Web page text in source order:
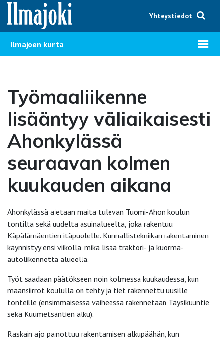
Hyppää sisältöön
Yhteystiedot
Ilmajoen kunta Avaa
Työmaaliikenne
lisääntyy väliaikaisesti
Ahonkylässä
seuraavan kolmen
kuukauden aikana
Ahonkylässä ajetaan maita tulevan Tuomi-Ahon koulun
tontilta sekä uudelta asuinalueelta, joka rakentuu
Käpälämäentien itäpuolelle. Kunnallistekniikan rakentaminen
käynnistyy ensi viikolla, mikä lisää traktori- ja kuorma-
autoliikennettä alueella.
Työt saadaan päätökseen noin kolmessa kuukaudessa, kun
maansiirrot koululla on tehty ja tiet rakennettu uusille
tonteille (ensimmäisessä vaiheessa rakennetaan Täysikuuntie
sekä Kuumetsäntien alku).
Raskain ajo painottuu rakentamisen alkupäähän, kun